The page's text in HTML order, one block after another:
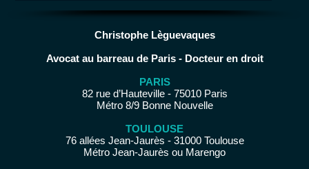
Christophe Lèguevaques
Avocat au barreau de Paris - Docteur en droit
PARIS
82 rue d’Hauteville - 75010 Paris
Métro 8/9 Bonne Nouvelle
TOULOUSE
76 allées Jean-Jaurès - 31000 Toulouse
Métro Jean-Jaurès ou Marengo